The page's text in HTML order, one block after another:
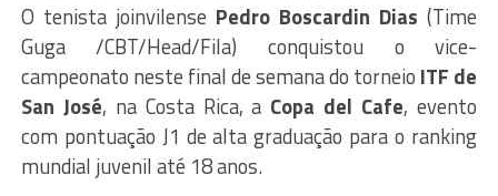
O tenista joinvilense Pedro Boscardin Dias (Time
Guga /CBT/Head/Fila) conquistou o vice-
campeonato neste final de semana do torneio ITF de
San José, na Costa Rica, a Copa del Cafe, evento
com pontuação J1 de alta graduação para o ranking
mundial juvenil até 18 anos.